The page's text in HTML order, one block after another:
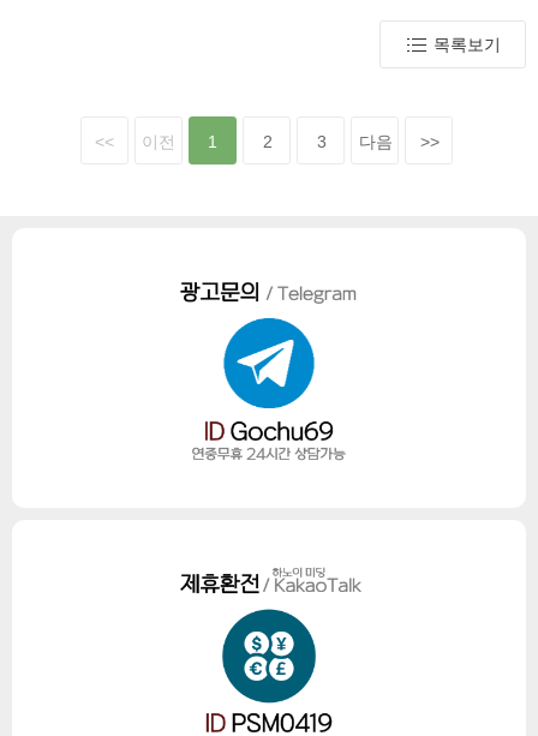
목록보기
<< 이전 1 2 3 다음 >>